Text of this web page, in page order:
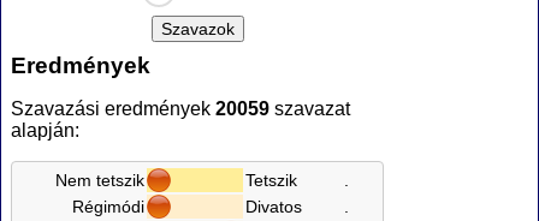
Eredmények
Szavazási eredmények 20059 szavazat
alapján:
Nem tetszik Tetszik
Régimódi
Divatos